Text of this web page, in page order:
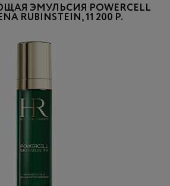
ЭМУЛЬСИЯ POWERCELL
RUBINSTEIN, 11 200 Р.